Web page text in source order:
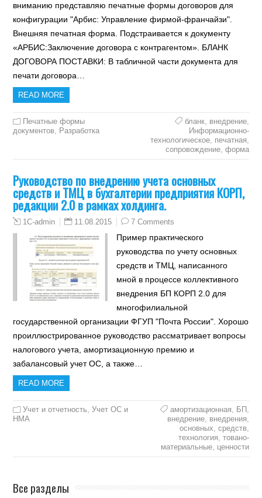
вниманию представляю печатные формы договоров для
конфигурации "Арбис: Управление фирмой-франчайзи".
Внешняя печатная форма. Подстраивается к документу
«АРБИС:Заключение договора с контрагентом». БЛАНК
ДОГОВОРА ПОСТАВКИ: В табличной части документа для
печати договора…
READ MORE
Печатные формы
документов, Разработка
бланк, внедрение,
Информационно-
технологическое, печатная,
сопровождение, форма
Руководство по внедрению учета основных
средств и ТМЦ в бухгалтерии предприятия КОРП,
редакции 2.0 в рамках холдинга.
1C-admin 11.08.2015 7 Comments
Пример практического
руководства по учету основных
средств и ТМЦ, написанного
мной в процессе коллективного
внедрения БП КОРП 2.0 для
многофилиальной
государственной организации ФГУП "Почта России". Хорошо
проиллюстрированное руководство рассматривает вопросы
налогового учета, амортизационную премию и
забалансовый учет ОС, а также…
READ MORE
Учет и отчетность,Учет ОС и
НМА
амортизационная, БП ,
внедрение, внедрения,
основных, средств,
технология, товано-
материальные, ценности
Все разделы